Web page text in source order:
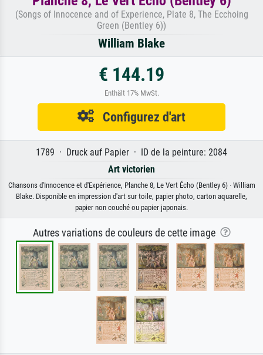
(Songs of Innocence and of Experience, Plate 8, The Ecchoing
Green (Bentley 6))
William Blake
€ 144.19
Enthält 17% MwSt.
Configurez d'art
1789 · Druck auf Papier · ID de la peinture: 2084
Art victorien
Chansons d'Innocence et d'Expérience, Planche 8, Le Vert Écho (Bentley 6) · William
Blake. Disponible en impression d'art sur toile, papier photo, carton aquarelle,
papier non couché ou papier japonais.
Autres variations de couleurs de cette image